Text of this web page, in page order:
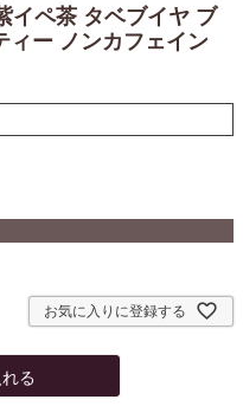
イペ茶 タベブイヤ ブ
ィー ノンカフェイン
お気に入りに登録する
る